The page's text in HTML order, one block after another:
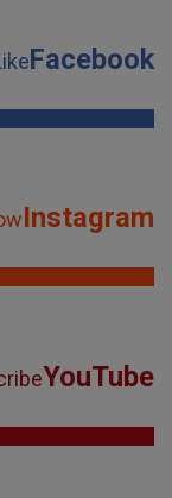
Facebook
Instagram
YouTube